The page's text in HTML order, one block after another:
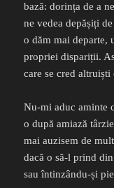
bază: dorința de a
ne vedea depășiți
o dăm mai departe,
propriei dispariții.
care se cred altruiști
Nu-mi aduc aminte
o după amiază
mai auzisem de
dacă o să-l prind
sau întinzându-și